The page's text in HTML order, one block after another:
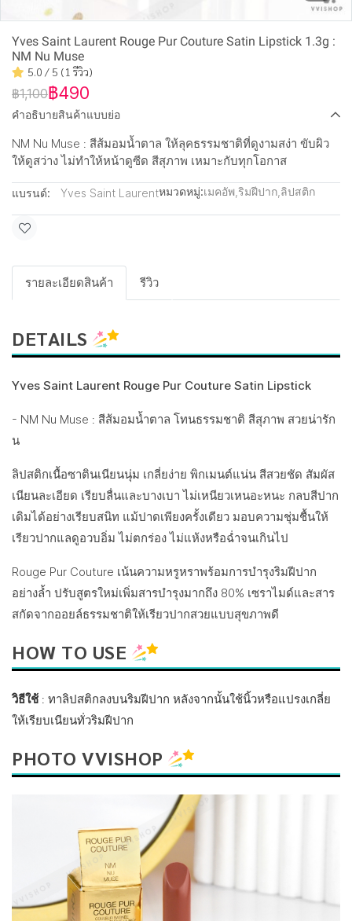
Yves Saint Laurent Rouge Pur Couture Satin Lipstick 1.3g :
NM Nu Muse
5.0 / 5 (1 รีวิว)
฿1,100฿490
คำอธิบายสินค้าแบบย่อ
NM Nu Muse : สีส้มอมน้ำตาล ให้ลุคธรรมชาติที่ดูงามสง่า ขับผิว
ให้ดูสว่าง ไม่ทำให้หน้าดูซีด สีสุภาพ เหมาะกับทุกโอกาส
แบรนด์: Yves Saint Laurentหมวดหมู่:เมคอัพ ริมฝีปาก ลิปสติก
รายละเอียดสินค้า รีวิว
DETAILS
Yves Saint Laurent Rouge Pur Couture Satin Lipstick
- NM Nu Muse : สีส้มอมน้ำตาล โทนธรรมชาติ สีสุภาพ สวยน่ารัก
น
ลิปสติกเนื้อซาตินเนียนนุ่ม เกลี่ยง่าย พิกเมนต์แน่น สีสวยชัด สัมผัส
เนียนละเอียด เรียบลื่นและบางเบา ไม่เหนียวเหนอะหนะ กลบสีปาก
เดิมได้อย่างเรียบสนิท แม้ปาดเพียงครั้งเดียว มอบความชุ่มชื้นให้
เรียวปากแลดูอวบอิ่ม ไม่ตกร่อง ไม่แห้งหรือฉ่ำจนเกินไป
Rouge Pur Couture เน้นความหรูหราพร้อมการบำรุงริมฝีปาก
อย่างล้ำ ปรับสูตรใหม่เพิ่มสารบำรุงมากถึง 80% เซราไมด์และสาร
สกัดจากออยล์ธรรมชาติให้เรียวปากสวยแบบสุขภาพดี
HOW TO USE
วิธีใช้: ทาลิปสติกลงบนริมฝีปาก หลังจากนั้นใช้นิ้วหรือแปรงเกลี่ย
ให้เรียบเนียนทั่วริมฝีปาก
PHOTO VVISHOP